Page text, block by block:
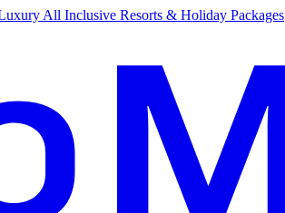
All Inclusive Resorts & Holiday Packages